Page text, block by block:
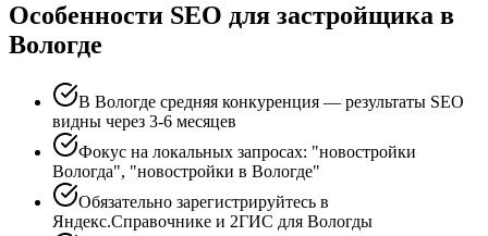
Особенности SEO для застройщика в
Вологде
В Вологде средняя конкуренция — результаты SEO
видны через 3-6 месяцев
Фокус на локальных запросах: "новостройки
Вологда", "новостройки в Вологде"
Обязательно зарегистрируйтесь в
Яндекс.Справочнике и 2ГИС для Вологды